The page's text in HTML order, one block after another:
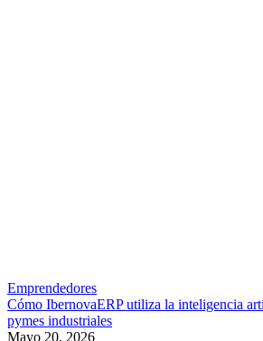
Emprendedores
Cómo IbernovaERP utiliza la inteligencia
pymes industriales
Mayo 20, 2026